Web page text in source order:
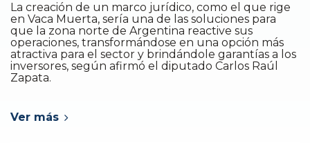
La creación de un marco jurídico, como el que rige
en Vaca Muerta, sería una de las soluciones para
que la zona norte de Argentina reactive sus
operaciones, transformándose en una opción más
atractiva para el sector y brindándole garantías a los
inversores, según afirmó el diputado Carlos Raúl
Zapata.
Ver más